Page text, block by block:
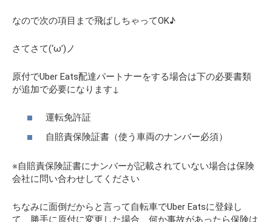
なので次の項目まで飛ばしちゃってOK♪
さてさて(‘ω’)ノ
原付でUber Eats配達パートナーをする場合は下の必要書類
が追加で必要になります↓
運転免許証
自賠責保険証書（使う車両のナンバー必須）
※自賠責保険証書にナンバーが記載されていない場合は保険
会社に問い合わせしてください
ちなみに面倒だからと言って自転車でUber Eatsに登録し
て、勝手に原付に変更した場合、何か事故があったら保険は